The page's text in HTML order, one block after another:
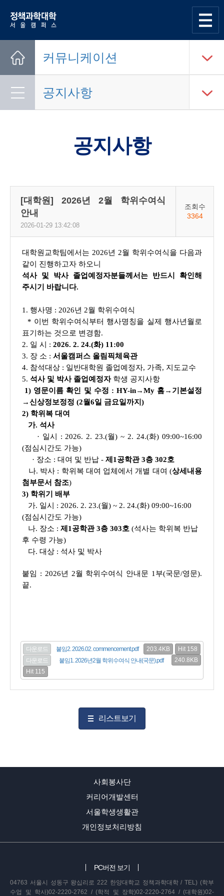
한양대학교
커뮤니케이션
공지사항
공지사항
[대학원] 2026년 2월 학위수여식
안내
2026-01-29 13:42:08
조회수
3364
대학원교학팀에서는 2026년 2월 학위수여식을 다음과
같이 진행하고자 하오니
석사 및 박사 졸업예정자분들께서는 반드시 확인해
주시기 바랍니다.
1. 행사명 : 2026년 2월 학위수여식
* 이번 학위수여식부터 행사명칭을 실제 행사년월로
표기하는 것으로 변경함.
2. 일 시 : 2026. 2. 24.(화) 11:00
3. 장 소 : 서울캠퍼스 올림픽체육관
4. 참석대상 : 일반대학원 졸업예정자, 가족, 지도교수
5. 석사 및 박사 졸업예정자학생 공지사항
1) 영문이름 확인 및 수정 : HY-in→My 홈→기본설정
→신상정보정정 (2월6일 금요일까지)
2) 학위복 대여
가. 석사
· 일시 : 2026. 2. 23.(월) ~ 2. 24.(화) 09:00~16:00
(점심시간도 가능)
· 장소 : 대여 및 반납 - 제1공학관 3층 302호
나. 박사 : 학위복 대여 업체에서 개별 대여 (상세내용
첨부문서 참조)
3) 학위기 배부
가. 일시 : 2026. 2. 23.(월) ~ 2. 24.(화) 09:00~16:00
(점심시간도 가능)
나. 장소 : 제1공학관 3층 303호 (석사는 학위복 반납
후 수령 가능)
다. 대상 : 석사 및 박사
붙임 : 2026년 2월 학위수여식 안내문 1부(국문/영문).
끝.
다운로드 붙임2. 2026.02. commencement.pdf 203.4KB
Hit 158
다운로드
붙임1. 2026년2월 학위수여식 안내(국문).pdf
240.8KB
Hit 115
리스트보기
사회봉사단
커리어개발센터
서울학생생활관
개인정보처리방침
PC버전 보기
04763 서울시 성동구 왕십리로 222 한양대학교 정책과학대학 / TEL) (학부
수업 및 학사)02-2220-2762 / (학적 및 장학)02-2220-2764 / (대학원)02-